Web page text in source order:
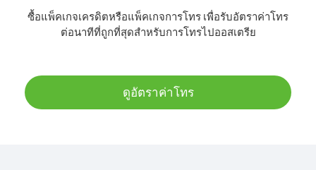
ซื้อแพ็คเกจเครดิตหรือแพ็คเกจการโทร เพื่อรับอัตราค่าโทร
ต่อนาทีที่ถูกที่สุดสำหรับการโทรไปออสเตรีย
ดูอัตราค่าโทร